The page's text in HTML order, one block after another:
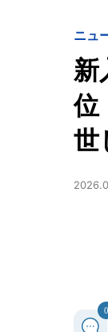
ニュ
新
位
世
0